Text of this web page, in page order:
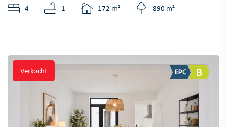
4
1 172 m² 890 m²
Verkocht